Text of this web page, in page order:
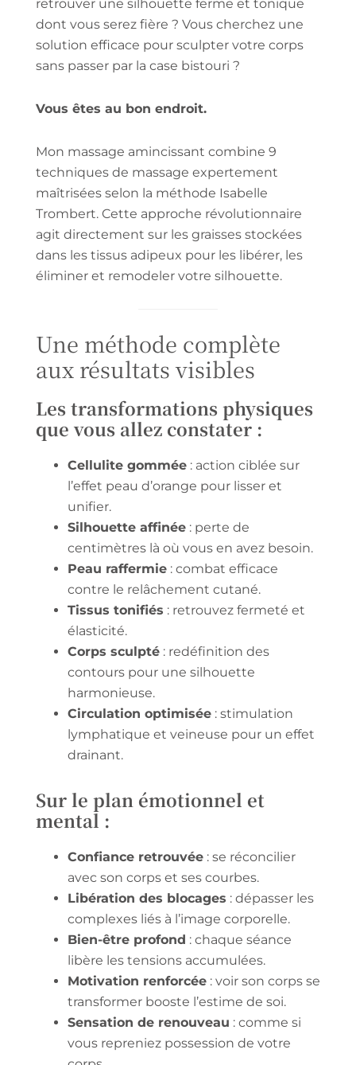
retrouver une silhouette ferme et tonique
dont vous serez fière ? Vous cherchez une
solution efficace pour sculpter votre corps
sans passer par la case bistouri ?
Vous êtes au bon endroit.
Mon massage amincissant combine 9
techniques de massage expertement
maîtrisées selon la méthode Isabelle
Trombert. Cette approche révolutionnaire
agit directement sur les graisses stockées
dans les tissus adipeux pour les libérer, les
éliminer et remodeler votre silhouette.
Une méthode complète
aux résultats visibles
Les transformations physiques
que vous allez constater :
Cellulite gommée : action ciblée sur
l’effet peau d’orange pour lisser et
unifier.
Silhouette affinée : perte de
centimètres là où vous en avez besoin.
Peau raffermie : combat efficace
contre le relâchement cutané.
Tissus tonifiés : retrouvez fermeté et
élasticité.
Corps sculpté : redéfinition des
contours pour une silhouette
harmonieuse.
Circulation optimisée : stimulation
lymphatique et veineuse pour un effet
drainant.
Sur le plan émotionnel et
mental :
Confiance retrouvée : se réconcilier
avec son corps et ses courbes.
Libération des blocages : dépasser les
complexes liés à l’image corporelle.
Bien-être profond : chaque séance
libère les tensions accumulées.
Motivation renforcée : voir son corps se
transformer booste l’estime de soi.
Sensation de renouveau : comme si
vous repreniez possession de votre